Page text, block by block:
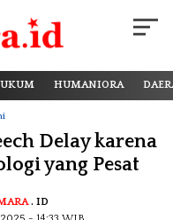
HUMANIORA
Delay karena
yang Pesat
. ID